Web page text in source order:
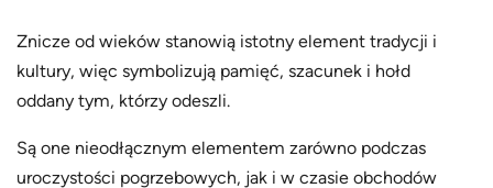
Znicze od wieków stanowią istotny element tradycji i
kultury, więc symbolizują pamięć, szacunek i hołd
oddany tym, którzy odeszli.
Są one nieodłącznym elementem zarówno podczas
uroczystości pogrzebowych, jak i w czasie obchodów